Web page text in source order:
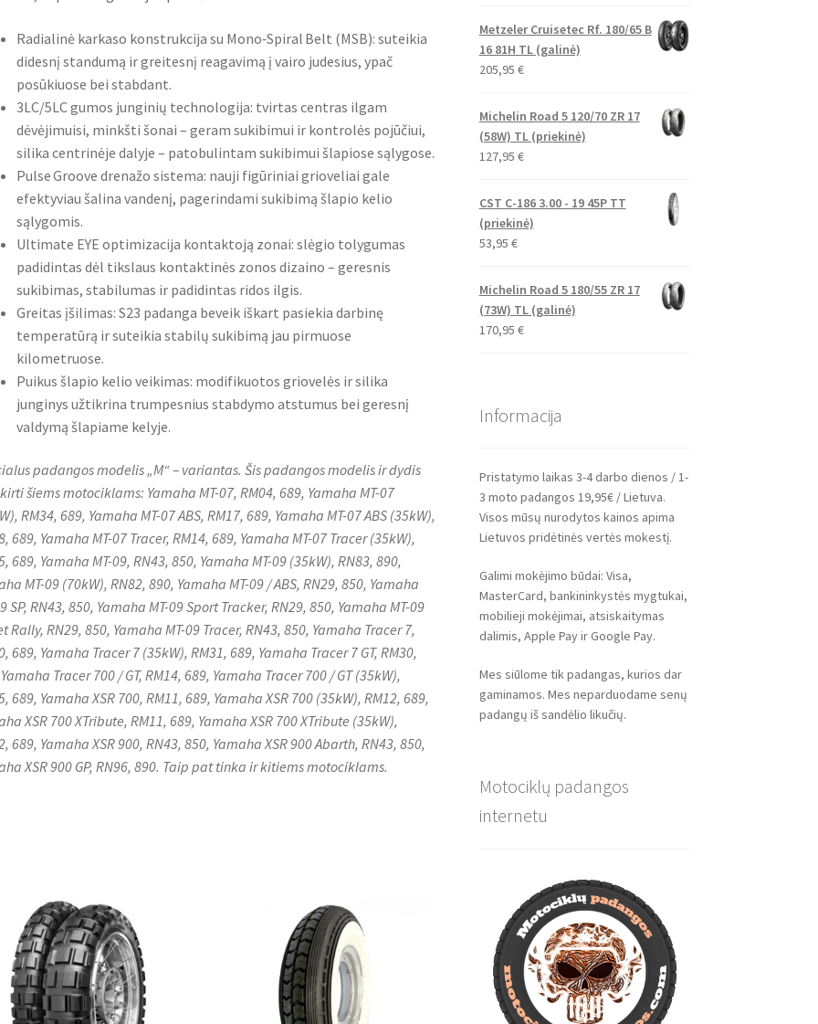
Radialinė karkaso konstrukcija su Mono‑Spiral Belt (MSB): suteikia
didesnį standumą ir greitesnį reagavimą į vairo judesius, ypač
posūkiuose bei stabdant.
3LC/5LC gumos junginių technologija: tvirtas centras ilgam
dėvėjimuisi, minkšti šonai – geram sukibimui ir kontrolės pojūčiui,
silika centrinėje dalyje – patobulintam sukibimui šlapiose sąlygose.
Pulse Groove drenažo sistema: nauji figūriniai grioveliai gale
efektyviau šalina vandenį, pagerindami sukibimą šlapio kelio
sąlygomis.
Ultimate EYE optimizacija kontaktoją zonai: slėgio tolygumas
padidintas dėl tikslaus kontaktinės zonos dizaino – geresnis
sukibimas, stabilumas ir padidintas ridos ilgis.
Greitas įšilimas: S23 padanga beveik iškart pasiekia darbinę
temperatūrą ir suteikia stabilų sukibimą jau pirmuose
kilometruose.
Puikus šlapio kelio veikimas: modifikuotos griovelės ir silika
junginys užtikrina trumpesnius stabdymo atstumus bei geresnį
valdymą šlapiame kelyje.
padangos modelis „M“ – variantas. Šis padangos modelis ir dydis
šiems motociklams: Yamaha MT-07, RM04, 689, Yamaha MT-07
RM34, 689, Yamaha MT-07 ABS, RM17, 689, Yamaha MT-07 ABS (35kW),
689, Yamaha MT-07 Tracer, RM14, 689, Yamaha MT-07 Tracer (35kW),
689, Yamaha MT-09, RN43, 850, Yamaha MT-09 (35kW), RN83, 890,
MT-09 (70kW), RN82, 890, Yamaha MT-09 / ABS, RN29, 850, Yamaha
SP, RN43, 850, Yamaha MT-09 Sport Tracker, RN29, 850, Yamaha MT-09
Rally, RN29, 850, Yamaha MT-09 Tracer, RN43, 850, Yamaha Tracer 7,
689, Yamaha Tracer 7 (35kW), RM31, 689, Yamaha Tracer 7 GT, RM30,
Tracer 700 / GT, RM14, 689, Yamaha Tracer 700 / GT (35kW),
689, Yamaha XSR 700, RM11, 689, Yamaha XSR 700 (35kW), RM12, 689,
XSR 700 XTribute, RM11, 689, Yamaha XSR 700 XTribute (35kW),
689, Yamaha XSR 900, RN43, 850, Yamaha XSR 900 Abarth, RN43, 850,
XSR 900 GP, RN96, 890. Taip pat tinka ir kitiems motociklams.
Metzeler Cruisetec Rf. 180/65 B
16 81H TL (galinė)
205,95 €
Michelin Road 5 120/70 ZR 17
(58W) TL (priekinė)
127,95 €
CST C-186 3.00 - 19 45P TT
(priekinė)
53,95 €
Michelin Road 5 180/55 ZR 17
(73W) TL (galinė)
170,95 €
Informacija
Pristatymo laikas 3-4 darbo dienos / 1-
3 moto padangos 19,95€ / Lietuva.
Visos mūsų nurodytos kainos apima
Lietuvos pridėtinės vertės mokestį.
Galimi mokėjimo būdai: Visa,
MasterCard, bankininkystės mygtukai,
mobilieji mokėjimai, atsiskaitymas
dalimis, Apple Pay ir Google Pay.
Mes siūlome tik padangas, kurios dar
gaminamos. Mes neparduodame senų
padangų iš sandėlio likučių.
Motociklų padangos
internetu